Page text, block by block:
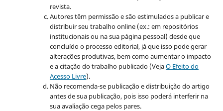
revista.
Autores têm permissão e são estimulados a publicar e
distribuir seu trabalho online (ex.: em repositórios
institucionais ou na sua página pessoal) desde que
concluído o processo editorial, já que isso pode gerar
alterações produtivas, bem como aumentar o impacto
e a citação do trabalho publicado (VejaO Efeito do
Acesso Livre).
Não recomenda-se publicação e distribuição do artigo
antes de sua publicação, pois isso poderá interferir na
sua avaliação cega pelos pares.